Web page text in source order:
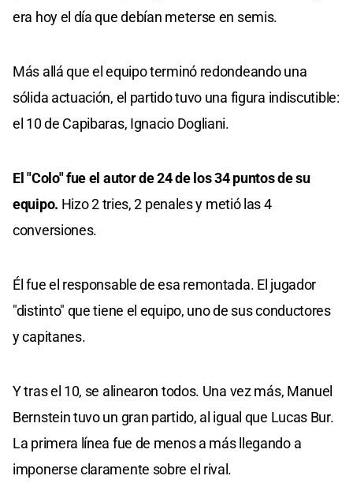
era hoy el día que debían meterse en semis.
Más allá que el equipo terminó redondeando una
sólida actuación, el partido tuvo una figura indiscutible:
el 10 de Capibaras, Ignacio Dogliani.
El "Colo" fue el autor de 24 de los 34 puntos de su
equipo. Hizo 2 tries, 2 penales y metió las 4
conversiones.
Él fue el responsable de esa remontada. El jugador
"distinto" que tiene el equipo, uno de sus conductores
y capitanes.
Y tras el 10, se alinearon todos. Una vez más, Manuel
Bernstein tuvo un gran partido, al igual que Lucas Bur.
La primera línea fue de menos a más llegando a
imponerse claramente sobre el rival.